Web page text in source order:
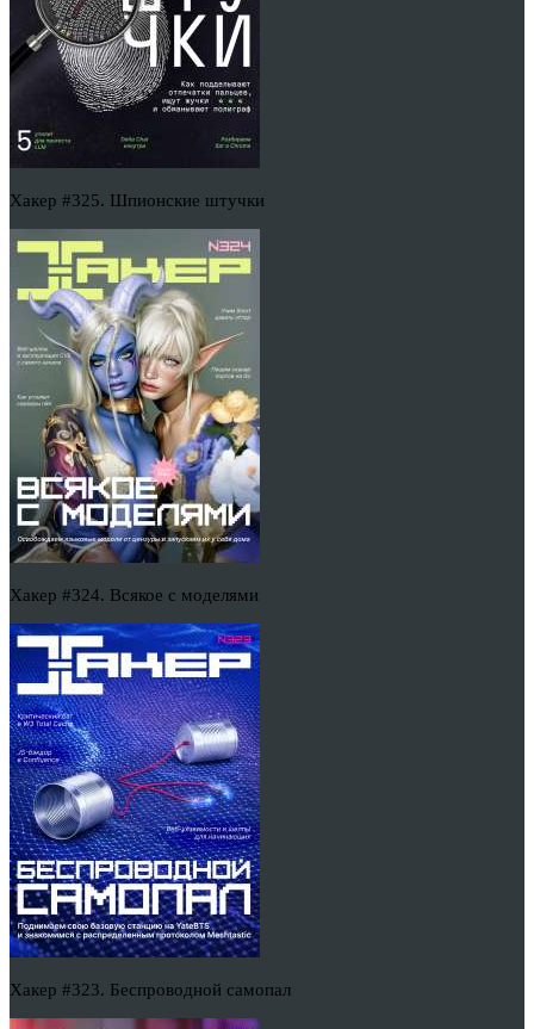
Хакер #325. Шпионские штучки
Хакер #324. Всякое с моделями
Хакер #323. Беспроводной самопал